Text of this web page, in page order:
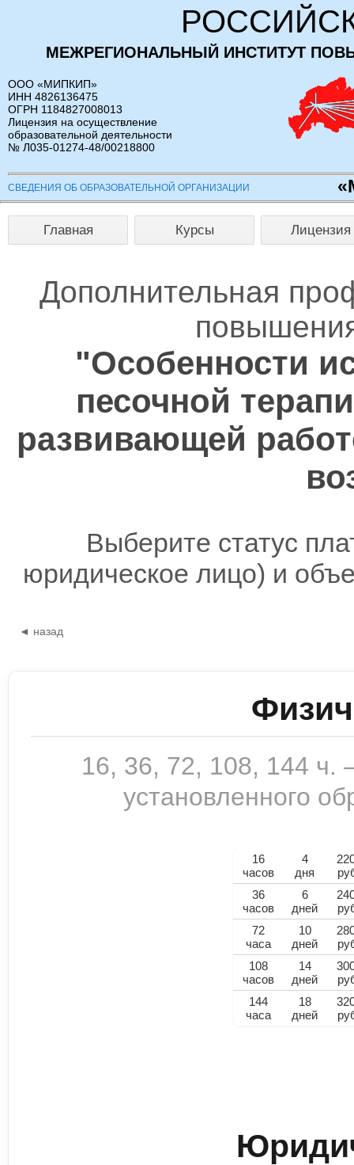
МЕЖРЕГИОНАЛЬНЫЙ ИНСТИТУТ
ООО «МИПКИП»
ИНН 4826136475
ОГРН 1184827008013
Лицензия на осуществление
образовательной деятельности
№ Л035-01274-48/00218800
СВЕДЕНИЯ ОБ ОБРАЗОВАТЕЛЬНОЙ ОРГАНИЗАЦИИ
Главная Курсы Лицензия
Дополнительная
"Особенности
песочной
развивающей
Выберите статус
юридическое лицо) и
◄ назад
16, 36, 72, 108, 144
установленного
16
часов
4
дня
36
часов
6
дней
72
часа
10
дней
108
часов
14
дней
144
часа
18
дней